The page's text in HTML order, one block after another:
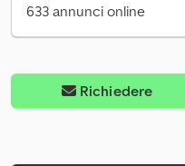
633 annunci online
Richiedere